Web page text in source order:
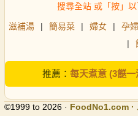
搜尋全站 或「按」
滋補湯 | 簡易菜 | 婦女 | 孕婦
|
推薦： 每天煮意 (3餸一
©1999 to 2026 · FoodNo1.com ·